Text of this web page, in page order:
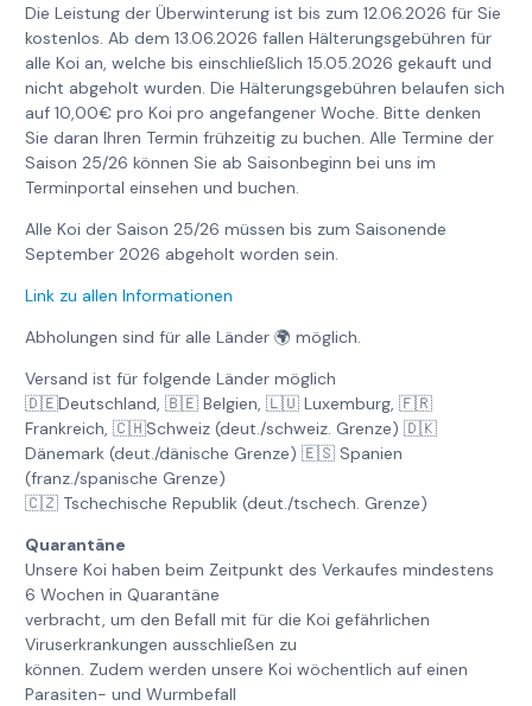
Die Leistung der Überwinterung ist bis zum 12.06.2026 für Sie
kostenlos. Ab dem 13.06.2026 fallen Hälterungsgebühren für
alle Koi an, welche bis einschließlich 15.05.2026 gekauft und
nicht abgeholt wurden. Die Hälterungsgebühren belaufen sich
auf 10,00€ pro Koi pro angefangener Woche. Bitte denken
Sie daran Ihren Termin frühzeitig zu buchen. Alle Termine der
Saison 25/26 können Sie ab Saisonbeginn bei uns im
Terminportal einsehen und buchen.
Alle Koi der Saison 25/26 müssen bis zum Saisonende
September 2026 abgeholt worden sein.
Link zu allen Informationen
Abholungen sind für alle Länder 🌍 möglich.
Versand ist für folgende Länder möglich
🇩🇪Deutschland, 🇧🇪 Belgien, 🇱🇺 Luxemburg, 🇫🇷
Frankreich, 🇨🇭Schweiz (deut./schweiz. Grenze) 🇩🇰
Dänemark (deut./dänische Grenze) 🇪🇸 Spanien
(franz./spanische Grenze)
🇨🇿 Tschechische Republik (deut./tschech. Grenze)
Quarantäne
Unsere Koi haben beim Zeitpunkt des Verkaufes mindestens
6 Wochen in Quarantäne
verbracht, um den Befall mit für die Koi gefährlichen
Viruserkrankungen ausschließen zu
können. Zudem werden unsere Koi wöchentlich auf einen
Parasiten- und Wurmbefall